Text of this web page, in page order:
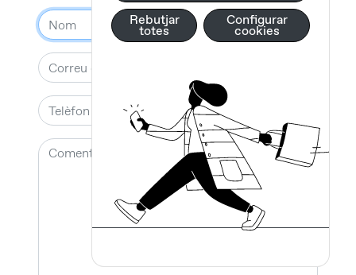
Rebutjar
totes
Configurar
cookies